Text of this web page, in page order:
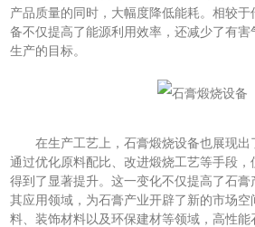
产品质量的同时，大幅度降低能耗。相较
备不仅提高了能源利用效率，还减少了有
生产的目标。
在生产工艺上，石膏煅烧设备也展现出
通过优化原料配比、改进煅烧工艺等手段
得到了显著提升。这一变化不仅提高了石膏
其应用领域，为石膏产业开辟了新的市场
料、装饰材料以及环保建材等领域，高性